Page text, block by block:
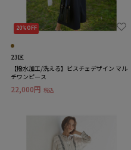
20%OFF
23区
【撥水加工/洗える】ビスチェデザイン マル
チワンピース
22,000円 税込